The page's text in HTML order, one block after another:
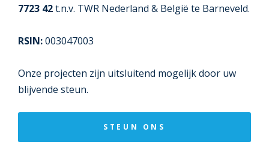
7723 42t.n.v. TWR Nederland & België te Barneveld.
RSIN:003047003
Onze projecten zijn uitsluitend mogelijk door uw
blijvende steun.
STEUN ONS